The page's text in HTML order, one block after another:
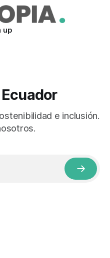
up
e inclusión.